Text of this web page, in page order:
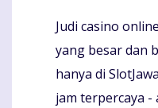
Komentaras
Judi casino
yang besar dan
hanya di
jam terpercaya